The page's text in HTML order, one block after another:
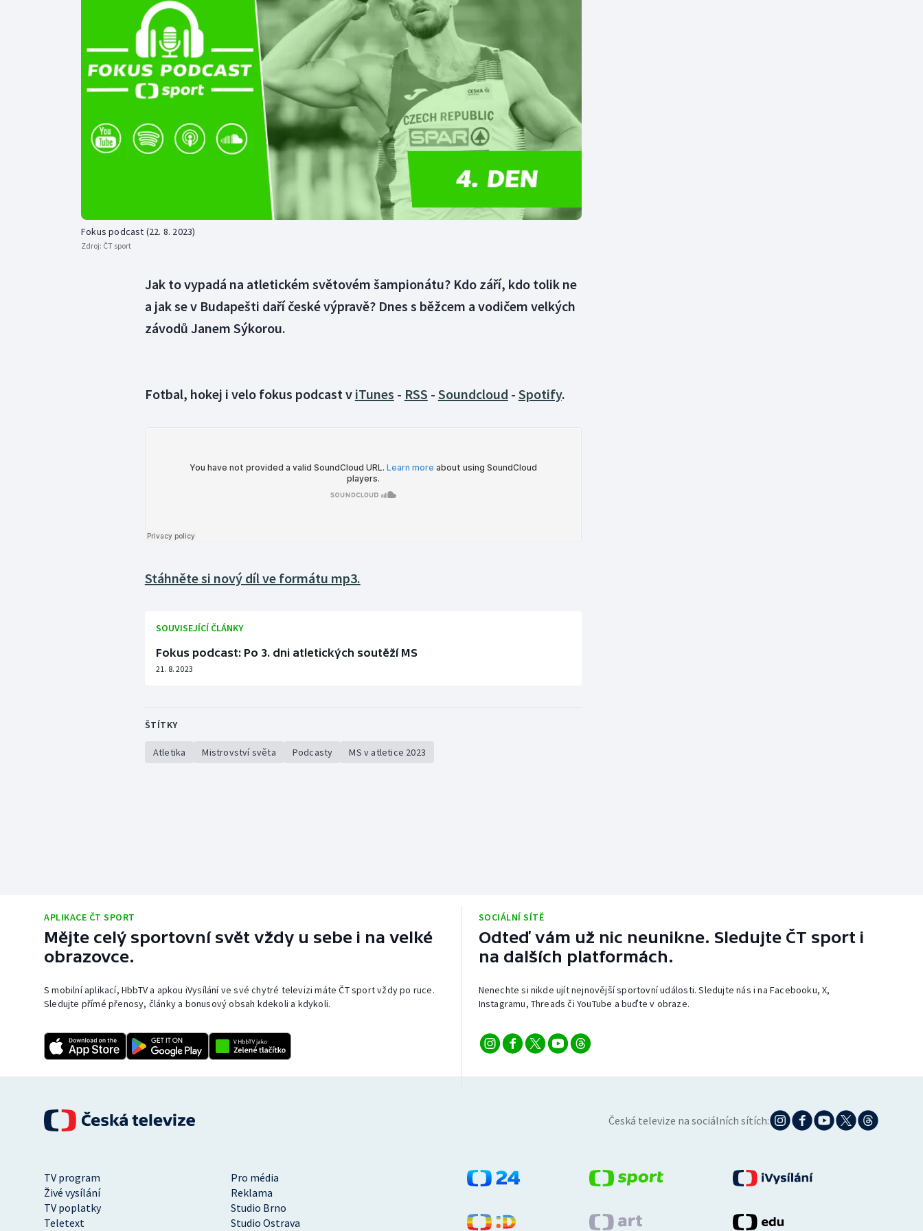
Florbal
Golf
Gymnastika
Moderní pětiboj
Motorsport
Olympijské hry
Parasport
Plavání
Plážový volejbal
Vodní slalom
Volejbal
Ostatní
Fokus podcast (22. 8. 2023)
Zdroj: ČT sport
Jak to vypadá na atletickém světovém šampionátu? Kdo září, kdo tolik ne
a jak se v Budapešti daří české výpravě? Dnes s běžcem a vodičem velkých
závodů Janem Sýkorou.
Fotbal, hokej i velo fokus podcast v iTunes - RSS - Soundcloud - Spotify.
Stáhněte si nový díl ve formátu mp3.
SOUVISEJÍCÍ ČLÁNKY
Fokus podcast: Po 3. dni atletických soutěží MS
21. 8. 2023
ŠTÍTKY
Atletika Mistrovství světa Podcasty MS v atletice 2023
APLIKACE ČT SPORT
Mějte celý sportovní svět vždy u sebe i na velké
obrazovce.
S mobilní aplikací, HbbTV a apkou iVysílání ve své chytré televizi máte ČT sport vždy po ruce.
Sledujte přímé přenosy, články a bonusový obsah kdekoli a kdykoli.
SOCIÁLNÍ SÍTĚ
Odteď vám už nic neunikne. Sledujte ČT sport i
na dalších platformách.
Nenechte si nikde ujít nejnovější sportovní události. Sledujte nás i na Facebooku, X,
Instagramu, Threads či YouTube a buďte v obraze.
Česká televize na sociálních sítích:
TV program
Pro média
Živé vysílání
Reklama
TV poplatky
Studio Brno
Teletext
Studio Ostrava